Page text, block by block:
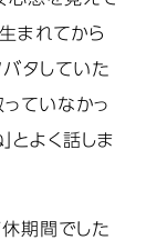
まれてから
タしていた
っていなかっ
とよく話しま
期間でした